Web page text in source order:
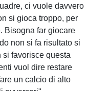
ci vuole davvero
si gioca troppo, per
Bisogna far giocare
non si fa risultato si
favorisce questa
vuol dire restare
un calcio di alto